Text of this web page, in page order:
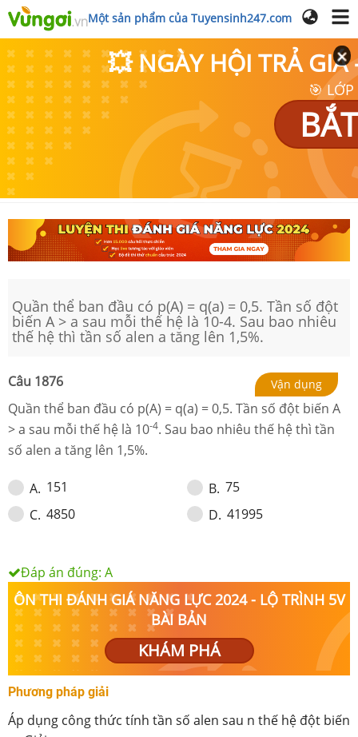
Một sản phẩm của Tuyensinh247.com
💥 NGÀY HỘI TRẢ GIÁ
🎯
Quần thể ban đầu có p(A) = q(a) = 0,5. Tần số đột
biến A > a sau mỗi thế hệ là 10-4. Sau bao nhiêu
thế hệ thì tần số alen a tăng lên 1,5%.
Câu 1876 Vận dụng
Quần thể ban đầu có p(A) = q(a) = 0,5. Tần số đột biến A
> a sau mỗi thế hệ là 10-4. Sau bao nhiêu thế hệ thì tần
số alen a tăng lên 1,5%.
A. 151 B. 75
C. 4850 D. 41995
Đáp án đúng: A
ÔN THI ĐÁNH GIÁ NĂNG LỰC 2024 - LỘ TRÌNH 5V
BÀI BẢN
KHÁM PHÁ
Phương pháp giải
Áp dụng công thức tính tần số alen sau n thế hệ đột biến